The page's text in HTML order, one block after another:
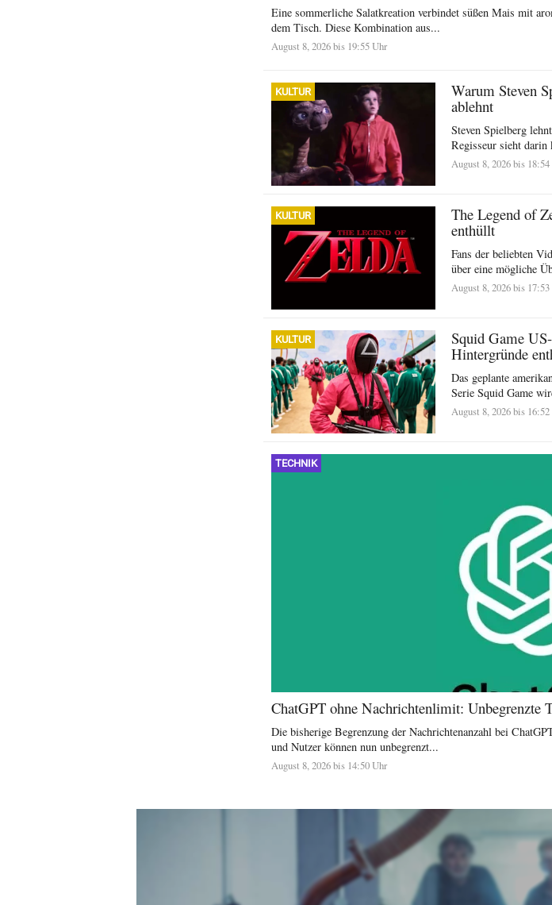
Eine sommerliche Salatkreation verbindet süßen Mais mit
dem Tisch. Diese Kombination aus...
August 8, 2026 bis 19:55 Uhr
KULTUR
Warum Steven
ablehnt
Steven Spielberg
Regisseur sieht
August 8, 2026 bis
KULTUR
The Legend of
enthüllt
Fans der beliebten
über eine mögliche
August 8, 2026 bis
KULTUR
Squid Game
Hintergründe
Das geplante
Serie Squid Game
August 8, 2026 bis
TECHNIK
ChatGPT ohne Nachrichtenlimit: Unbegrenzte
Die bisherige Begrenzung der Nachrichtenanzahl bei
und Nutzer können nun unbegrenzt...
August 8, 2026 bis 14:50 Uhr